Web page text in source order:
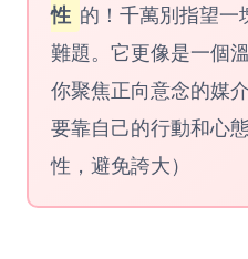
性 的！千萬別指望一
難題。它更像是一個
你聚焦正向意念的媒
要靠自己的行動和心
性，避免誇大）